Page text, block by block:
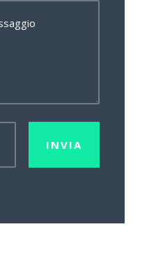
INVIA